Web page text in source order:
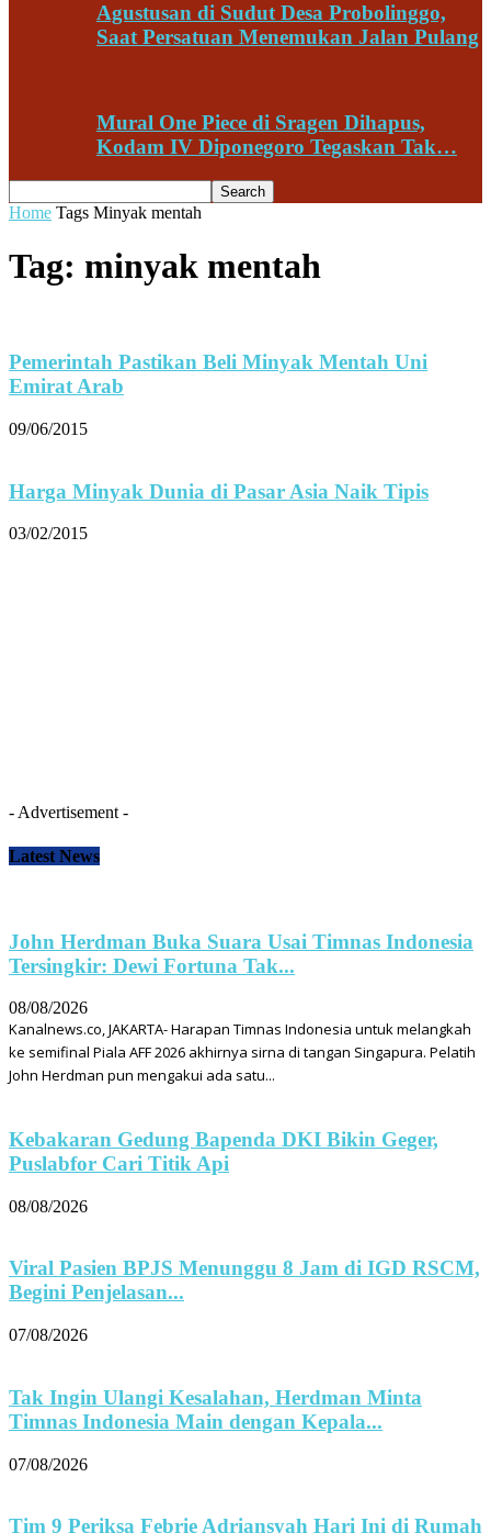
Agustusan di Sudut Desa Probolinggo,
Saat Persatuan Menemukan Jalan Pulang
Mural One Piece di Sragen Dihapus,
Kodam IV Diponegoro Tegaskan Tak…
Home Tags Minyak mentah
Tag: minyak mentah
Pemerintah Pastikan Beli Minyak Mentah Uni
Emirat Arab
09/06/2015
Harga Minyak Dunia di Pasar Asia Naik Tipis
03/02/2015
- Advertisement -
Latest News
John Herdman Buka Suara Usai Timnas Indonesia
Tersingkir: Dewi Fortuna Tak...
08/08/2026
Kanalnews.co, JAKARTA- Harapan Timnas Indonesia untuk melangkah
ke semifinal Piala AFF 2026 akhirnya sirna di tangan Singapura. Pelatih
John Herdman pun mengakui ada satu...
Kebakaran Gedung Bapenda DKI Bikin Geger,
Puslabfor Cari Titik Api
08/08/2026
Viral Pasien BPJS Menunggu 8 Jam di IGD RSCM,
Begini Penjelasan...
07/08/2026
Tak Ingin Ulangi Kesalahan, Herdman Minta
Timnas Indonesia Main dengan Kepala...
07/08/2026
Tim 9 Periksa Febrie Adriansyah Hari Ini di Rumah